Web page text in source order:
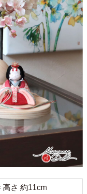
高さ 約11cm